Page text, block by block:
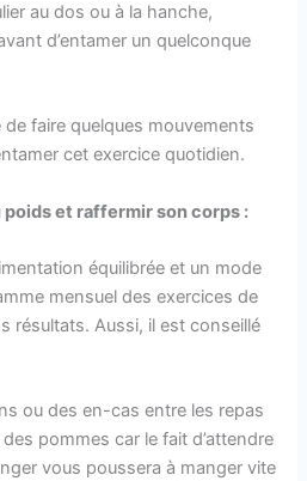
au dos ou à la hanche,
d’entamer un quelconque
faire quelques mouvements
cet exercice quotidien.
et raffermir son corps :
équilibrée et un mode
mensuel des exercices de
résultats. Aussi, il est conseillé
ou des en-cas entre les repas
pommes car le fait d’attendre
vous poussera à manger vite